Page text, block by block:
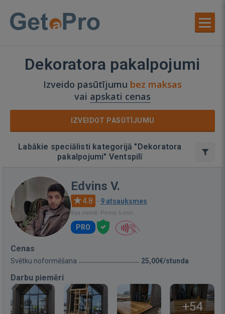
Dekoratora pakalpojumi
Izveido pasūtījumu bez maksas
vai apskati cenas
IZVEIDOT PASŪTĪJUMU
Labākie speciālisti kategorijā "Dekoratora
pakalpojumi" Ventspilī
Edvins V.
4.8 · 9 atsauksmes
Bija vietnē: Pirms 5 min.
PRO
Cenas
Svētku noformēšana 25,00€/stunda
Darbu piemēri
+54